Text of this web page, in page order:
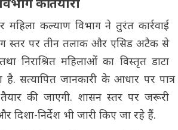
की तैयारी
महिला कल्याण विभाग ने तुरंत कार्रवाई
स्तर पर तीन तलाक और एसिड अटैक से
निराश्रित महिलाओं का विस्तृत डाटा
है. सत्यापित जानकारी के आधार पर पात्र
की जाएगी. शासन स्तर पर जरूरी
निर्देश भी जारी किए जा रहे हैं.